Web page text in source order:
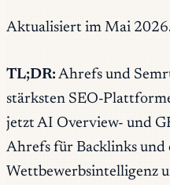
Aktualisiert im Mai
TL;DR: Ahrefs und
stärksten SEO-
jetzt AI Overview- und
Ahrefs für Backlinks und
Wettbewerbsintelligenz